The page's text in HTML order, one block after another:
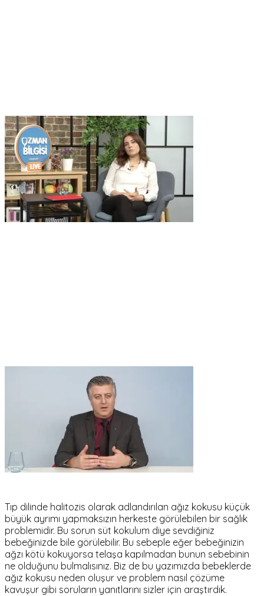
Tıp dilinde halitozis olarak adlandırılan ağız kokusu küçük
büyük ayrımı yapmaksızın herkeste görülebilen bir sağlık
problemidir. Bu sorun süt kokulum diye sevdiğiniz
bebeğinizde bile görülebilir. Bu sebeple eğer bebeğinizin
ağzı kötü kokuyorsa telaşa kapılmadan bunun sebebinin
ne olduğunu bulmalısınız. Biz de bu yazımızda bebeklerde
ağız kokusu neden oluşur ve problem nasıl çözüme
kavuşur gibi soruların yanıtlarını sizler için araştırdık.